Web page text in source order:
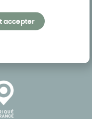
de
pergola,
accepter